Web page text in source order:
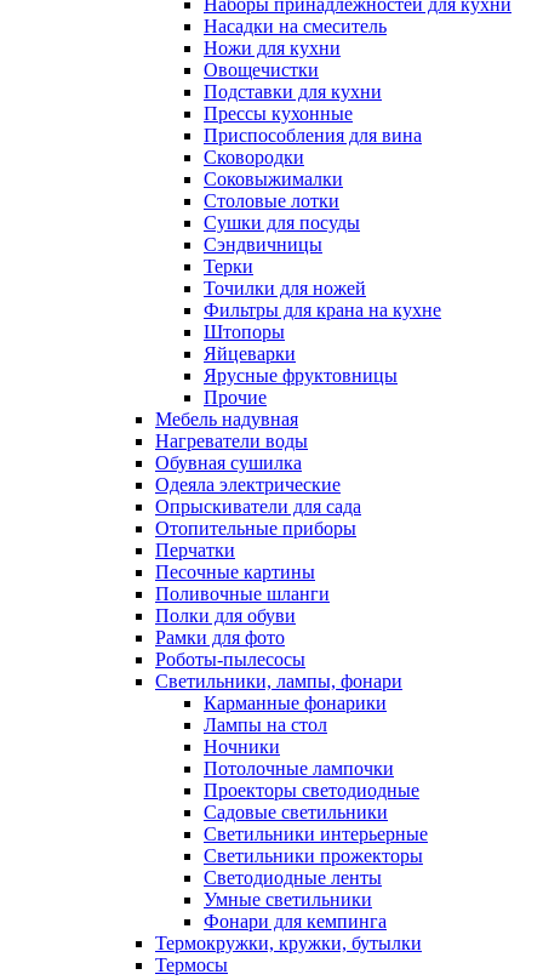
Наборы принадлежностей для кухни
Насадки на смеситель
Ножи для кухни
Овощечистки
Подставки для кухни
Прессы кухонные
Приспособления для вина
Сковородки
Соковыжималки
Столовые лотки
Сушки для посуды
Сэндвичницы
Терки
Точилки для ножей
Фильтры для крана на кухне
Штопоры
Яйцеварки
Ярусные фруктовницы
Прочие
Мебель надувная
Нагреватели воды
Обувная сушилка
Одеяла электрические
Опрыскиватели для сада
Отопительные приборы
Перчатки
Песочные картины
Поливочные шланги
Полки для обуви
Рамки для фото
Роботы-пылесосы
Светильники, лампы, фонари
Карманные фонарики
Лампы на стол
Ночники
Потолочные лампочки
Проекторы светодиодные
Садовые светильники
Светильники интерьерные
Светильники прожекторы
Светодиодные ленты
Умные светильники
Фонари для кемпинга
Термокружки, кружки, бутылки
Термосы